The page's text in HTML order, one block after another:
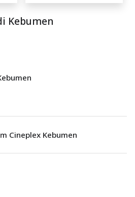
Kebumen
Cineplex Kebumen